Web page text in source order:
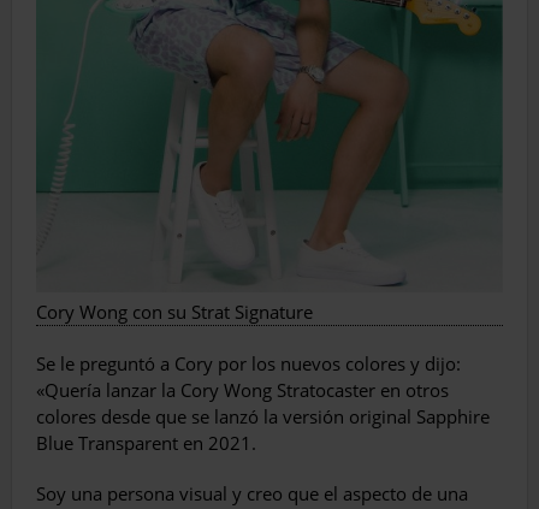
Cory Wong con su Strat Signature
Se le preguntó a Cory por los nuevos colores y dijo:
«Quería lanzar la Cory Wong Stratocaster en otros
colores desde que se lanzó la versión original Sapphire
Blue Transparent en 2021.
Soy una persona visual y creo que el aspecto de una